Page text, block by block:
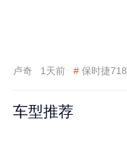
卢奇 1天前 # 保时捷718
车型推荐